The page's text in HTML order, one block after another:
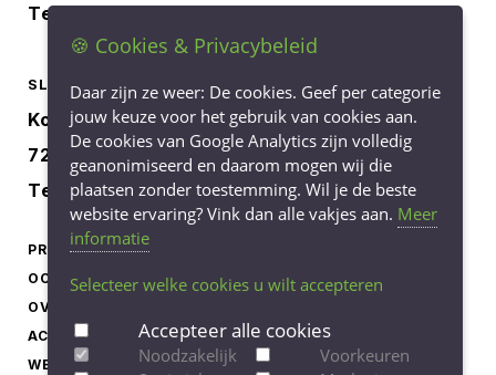
Tel.
SLOOTSMID BORCULO
Korenbree 40a
7271 LH Borculo
Tel. 0545-745040
PRODUCTEN
OCCASIONS
OVER ONS
ACTUEEL
WERKEN BIJ
PRIVACY STATEMENT
COOKIE-INSTELLINGEN
AANPASSEN
🍪 Cookies & Privacybeleid
Daar zijn ze weer: De cookies. Geef per categorie
jouw keuze voor het gebruik van cookies aan.
De cookies van Google Analytics zijn volledig
geanonimiseerd en daarom mogen wij die
plaatsen zonder toestemming. Wil je de beste
website ervaring? Vink dan alle vakjes aan. Meer
informatie
Selecteer welke cookies u wilt accepteren
Accepteer alle cookies
Noodzakelijk
Voorkeuren